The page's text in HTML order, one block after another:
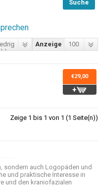
Anzeige 100
€29,00
Zeige 1 bis 1 von 1 (1 Seite(n))
, sondern auch Logopäden und
und praktische Interesse in
und den kraniofazialen